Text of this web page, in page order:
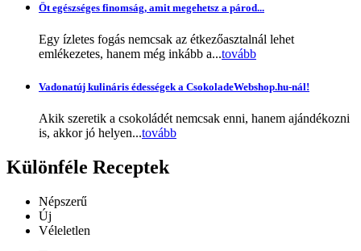
Öt egészséges finomság, amit megehetsz a párod...
Egy ízletes fogás nemcsak az étkezőasztalnál lehet
emlékezetes, hanem még inkább a...tovább
Vadonatúj kulináris édességek a CsokoladeWebshop.hu-nál!
Akik szeretik a csokoládét nemcsak enni, hanem ajándékozni
is, akkor jó helyen...tovább
Különféle Receptek
Népszerű
Új
Véleletlen